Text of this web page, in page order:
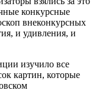
конкурсные
внеконкурсных
и удивления, и
изучило все
картин, которые